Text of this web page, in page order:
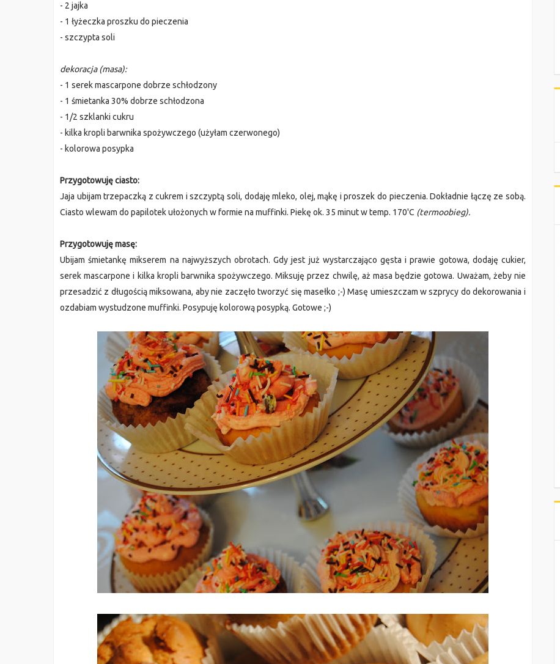
- 2 jajka
- 1 łyżeczka proszku do pieczenia
- szczypta soli
dekoracja (masa):
- 1 serek mascarpone dobrze schłodzony
- 1 śmietanka 30% dobrze schłodzona
- 1/2 szklanki cukru
- kilka kropli barwnika spożywczego (użyłam czerwonego)
- kolorowa posypka
Przygotowuję ciasto:
Jaja ubijam trzepaczką z cukrem i szczyptą soli, dodaję mleko, olej, mąkę i proszek do pieczenia. Dokładnie łączę ze sobą.
Ciasto wlewam do papilotek ułożonych w formie na muffinki. Piekę ok. 35 minut w temp. 170'C (termoobieg).
Przygotowuję masę:
Ubijam śmietankę mikserem na najwyższych obrotach. Gdy jest już wystarczająco gęsta i prawie gotowa, dodaję cukier,
serek mascarpone i kilka kropli barwnika spożywczego. Miksuję przez chwilę, aż masa będzie gotowa. Uważam, żeby nie
przesadzić z długością miksowana, aby nie zaczęło tworzyć się masełko ;-) Masę umieszczam w szprycy do dekorowania i
ozdabiam wystudzone muffinki. Posypuję kolorową posypką. Gotowe ;-)